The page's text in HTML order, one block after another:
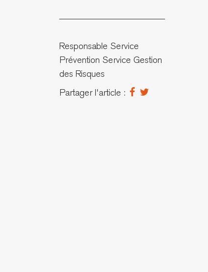
Responsable Service
Prévention Service Gestion
des Risques
Partager l'article :